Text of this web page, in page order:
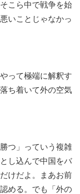
こら中で戦争を始
いことじゃなかっ
って極端に解釈す
ち着いて外の空気
つ」っていう複雑
し込んで中国をバ
けだよ。まあお前
める。でも「外の